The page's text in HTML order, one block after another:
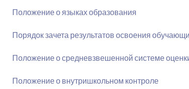
Положение о языках образования
Порядок зачета результатов освоения
Положение о средневзвешенной системе
Положение о внутришкольном контроле